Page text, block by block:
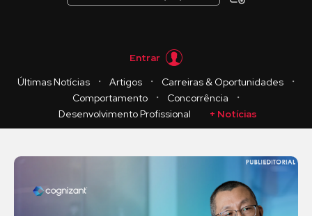
Entrar
Últimas Notícias
・ Artigos ・ Carreiras & Oportunidades
・
Comportamento
・ Concorrência
・
Desenvolvimento Profissional
+ Notícias